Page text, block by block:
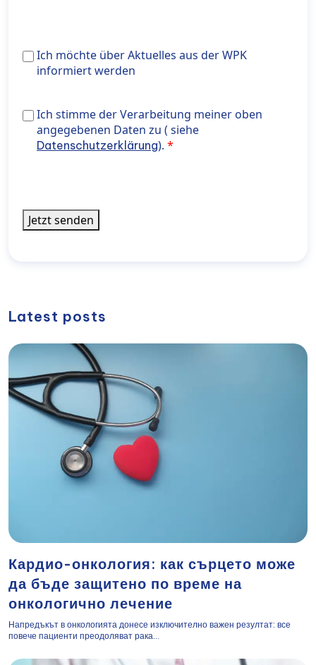
Ich
möchte
aus
der
WPK
Ich möchte über Aktuelles aus der WPK
informiert werden
Ich stimme der Verarbeitung meiner oben
Daten zu ( siehe <a href="https://wiener-
privatklinik.com/datenschutzerklaerung/"
Ich stimme der Verarbeitung meiner oben
angegebenen Daten zu ( siehe
Datenschutzerklärung).
Jetzt senden
Latest posts
Кардио-онкология: как сърцето може
да бъде защитено по време на
онкологично лечение
Напредъкът в онкологията донесе изключително важен резултат: все
повече пациенти преодоляват рака...